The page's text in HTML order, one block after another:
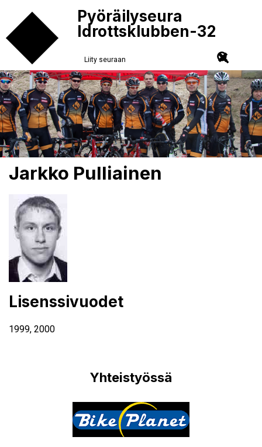
Pyöräilyseura
Idrottsklubben-32
Liity seuraan
Jarkko Pulliainen
Lisenssivuodet
1999, 2000
Yhteistyössä